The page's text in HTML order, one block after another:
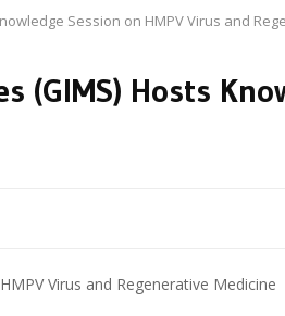
Session on HMPV Virus and
Hosts
Virus and Regenerative Medicine